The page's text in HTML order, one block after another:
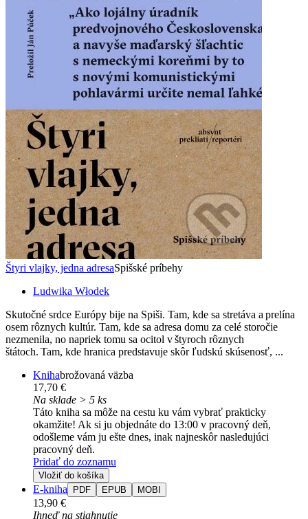
Štyri vlajky, jedna adresaSpišské príbehy
Ludwika Włodek
Skutočné srdce Európy bije na Spiši. Tam, kde sa stretáva a prelína
osem rôznych kultúr. Tam, kde sa adresa domu za celé storočie
nezmenila, no napriek tomu sa ocitol v štyroch rôznych
štátoch. Tam, kde hranica predstavuje skôr ľudskú skúsenosť, ...
Knihabrožovaná väzba
17,70 €
Na sklade > 5 ks
Táto kniha sa môže na cestu ku vám vybrať prakticky
okamžite! Ak si ju objednáte do 13:00 v pracovný deň,
odošleme vám ju ešte dnes, inak najneskôr nasledujúci
pracovný deň.
Pridať do zoznamu
Vložiť do košíka
E-kniha PDF EPUB MOBI
13,90 €
Ihneď na stiahnutie